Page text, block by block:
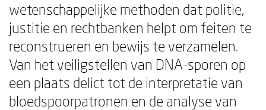
wetenschappelijke methoden dat politie,
justitie en rechtbanken helpt om feiten te
reconstrueren en bewijs te verzamelen.
Van het veiligstellen van DNA-sporen op
een plaats delict tot de interpretatie van
bloedspoorpatronen en de analyse van